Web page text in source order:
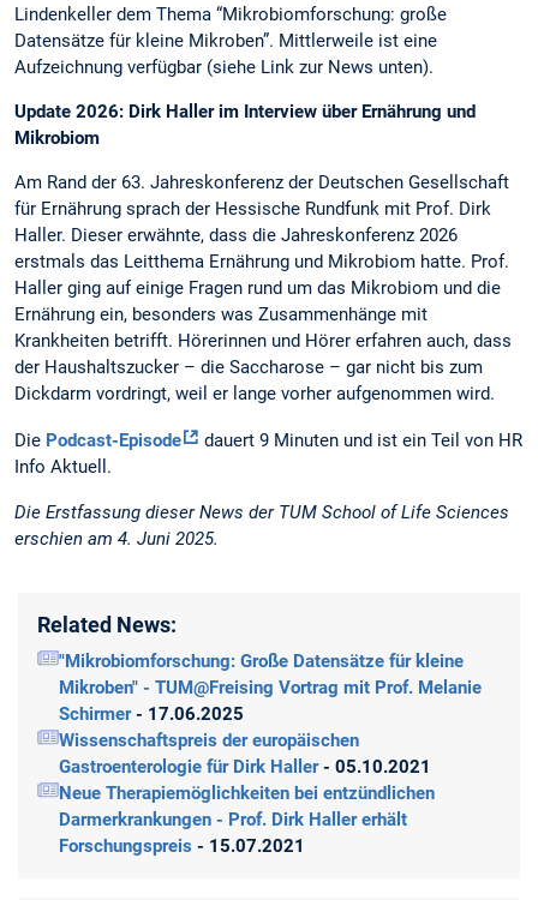
Lindenkeller dem Thema “Mikrobiomforschung: große
Datensätze für kleine Mikroben”. Mittlerweile ist eine
Aufzeichnung verfügbar (siehe Link zur News unten).
Update 2026: Dirk Haller im Interview über Ernährung und
Mikrobiom
Am Rand der 63. Jahreskonferenz der Deutschen Gesellschaft
für Ernährung sprach der Hessische Rundfunk mit Prof. Dirk
Haller. Dieser erwähnte, dass die Jahreskonferenz 2026
erstmals das Leitthema Ernährung und Mikrobiom hatte. Prof.
Haller ging auf einige Fragen rund um das Mikrobiom und die
Ernährung ein, besonders was Zusammenhänge mit
Krankheiten betrifft. Hörerinnen und Hörer erfahren auch, dass
der Haushaltszucker – die Saccharose – gar nicht bis zum
Dickdarm vordringt, weil er lange vorher aufgenommen wird.
Die Podcast-Episode
dauert 9 Minuten und ist ein Teil von HR
Info Aktuell.
Die Erstfassung dieser News der TUM School of Life Sciences
erschien am 4. Juni 2025.
Related News:
"Mikrobiomforschung: Große Datensätze für kleine
Mikroben" - TUM@Freising Vortrag mit Prof. Melanie
Schirmer- 17.06.2025
Wissenschaftspreis der europäischen
Gastroenterologie für Dirk Haller- 05.10.2021
Neue Therapiemöglichkeiten bei entzündlichen
Darmerkrankungen - Prof. Dirk Haller erhält
Forschungspreis - 15.07.2021